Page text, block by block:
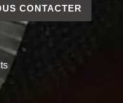
CONTACTER